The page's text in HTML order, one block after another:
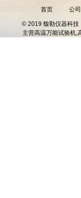
首页 公
© 2019 馥勒仪器科技
主营高温万能试验机,